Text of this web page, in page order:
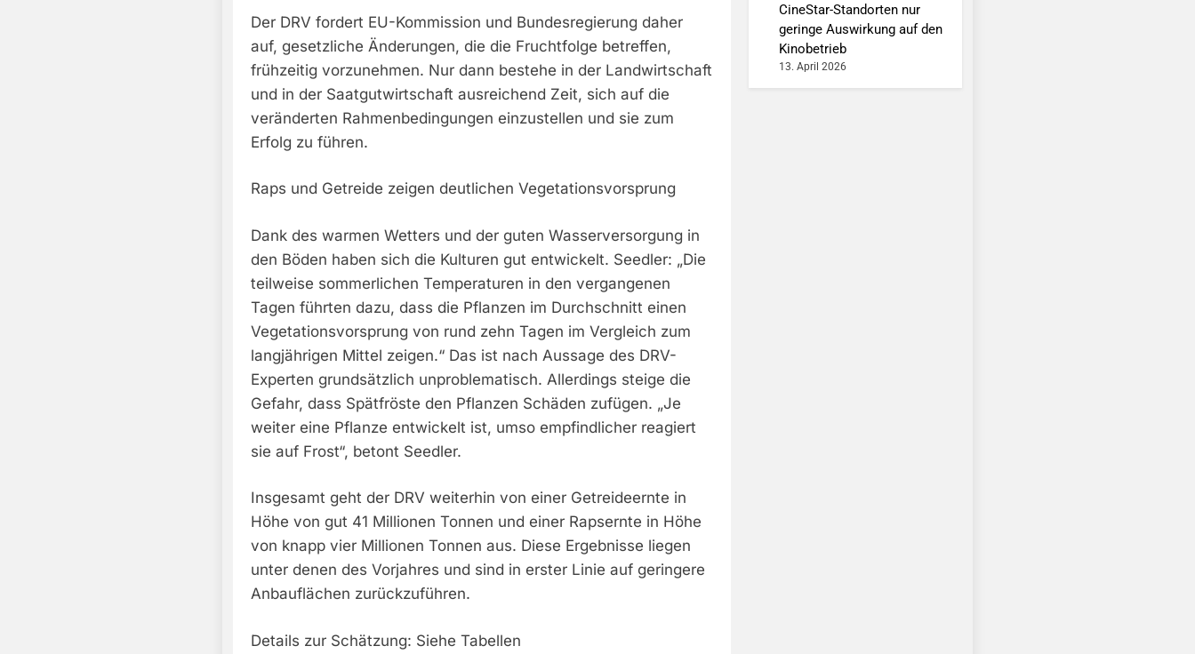
Der DRV fordert EU-Kommission und Bundesregierung daher
auf, gesetzliche Änderungen, die die Fruchtfolge betreffen,
frühzeitig vorzunehmen. Nur dann bestehe in der Landwirtschaft
und in der Saatgutwirtschaft ausreichend Zeit, sich auf die
veränderten Rahmenbedingungen einzustellen und sie zum
Erfolg zu führen.
Raps und Getreide zeigen deutlichen Vegetationsvorsprung
Dank des warmen Wetters und der guten Wasserversorgung in
den Böden haben sich die Kulturen gut entwickelt. Seedler: „Die
teilweise sommerlichen Temperaturen in den vergangenen
Tagen führten dazu, dass die Pflanzen im Durchschnitt einen
Vegetationsvorsprung von rund zehn Tagen im Vergleich zum
langjährigen Mittel zeigen.“ Das ist nach Aussage des DRV-
Experten grundsätzlich unproblematisch. Allerdings steige die
Gefahr, dass Spätfröste den Pflanzen Schäden zufügen. „Je
weiter eine Pflanze entwickelt ist, umso empfindlicher reagiert
sie auf Frost“, betont Seedler.
Insgesamt geht der DRV weiterhin von einer Getreideernte in
Höhe von gut 41 Millionen Tonnen und einer Rapsernte in Höhe
von knapp vier Millionen Tonnen aus. Diese Ergebnisse liegen
unter denen des Vorjahres und sind in erster Linie auf geringere
Anbauflächen zurückzuführen.
Details zur Schätzung: Siehe Tabellen
CineStar-Standorten nur
geringe Auswirkung auf den
Kinobetrieb
13. April 2026